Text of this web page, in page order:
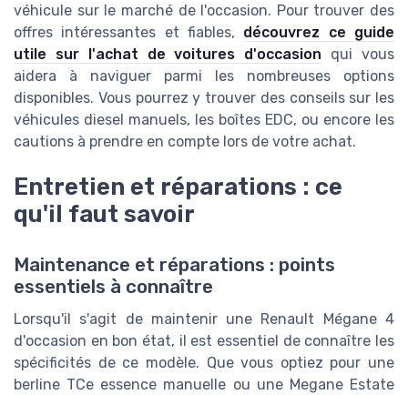
véhicule sur le marché de l'occasion. Pour trouver des
offres intéressantes et fiables, découvrez ce guide
utile sur l'achat de voitures d'occasion qui vous
aidera à naviguer parmi les nombreuses options
disponibles. Vous pourrez y trouver des conseils sur les
véhicules diesel manuels, les boîtes EDC, ou encore les
cautions à prendre en compte lors de votre achat.
Entretien et réparations : ce
qu'il faut savoir
Maintenance et réparations : points
essentiels à connaître
Lorsqu'il s'agit de maintenir une Renault Mégane 4
d'occasion en bon état, il est essentiel de connaître les
spécificités de ce modèle. Que vous optiez pour une
berline TCe essence manuelle ou une Megane Estate